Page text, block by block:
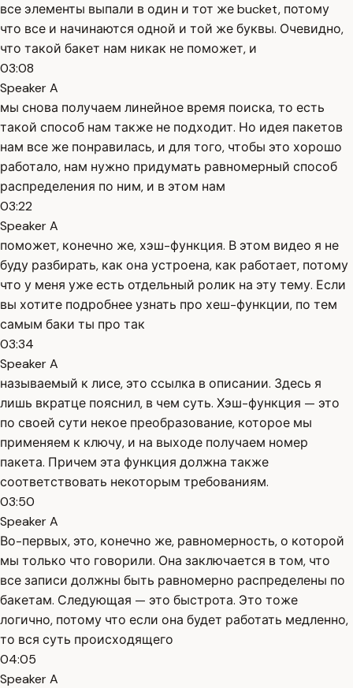
все элементы выпали в один и тот же bucket, потому
что все и начинаются одной и той же буквы. Очевидно,
что такой бакет нам никак не поможет, и
03:08
Speaker A
мы снова получаем линейное время поиска, то есть
такой способ нам также не подходит. Но идея пакетов
нам все же понравилась, и для того, чтобы это хорошо
работало, нам нужно придумать равномерный способ
распределения по ним, и в этом нам
03:22
Speaker A
поможет, конечно же, хэш-функция. В этом видео я не
буду разбирать, как она устроена, как работает, потому
что у меня уже есть отдельный ролик на эту тему. Если
вы хотите подробнее узнать про хеш-функции, по тем
самым баки ты про так
03:34
Speaker A
называемый к лисе, это ссылка в описании. Здесь я
лишь вкратце пояснил, в чем суть. Хэш-функция — это
по своей сути некое преобразование, которое мы
применяем к ключу, и на выходе получаем номер
пакета. Причем эта функция должна также
соответствовать некоторым требованиям.
03:50
Speaker A
Во-первых, это, конечно же, равномерность, о которой
мы только что говорили. Она заключается в том, что
все записи должны быть равномерно распределены по
бакетам. Следующая — это быстрота. Это тоже
логично, потому что если она будет работать медленно,
то вся суть происходящего
04:05
Speaker A